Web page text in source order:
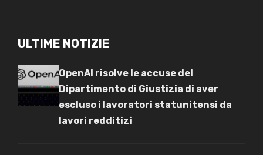
ULTIME NOTIZIE
OpenAI risolve le accuse del
Dipartimento di Giustizia di aver
escluso i lavoratori statunitensi da
lavori redditizi